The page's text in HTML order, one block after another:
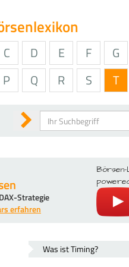
C D E F G
P Q R S T
Suchen
Strategie
erfahren
Was ist Timing?